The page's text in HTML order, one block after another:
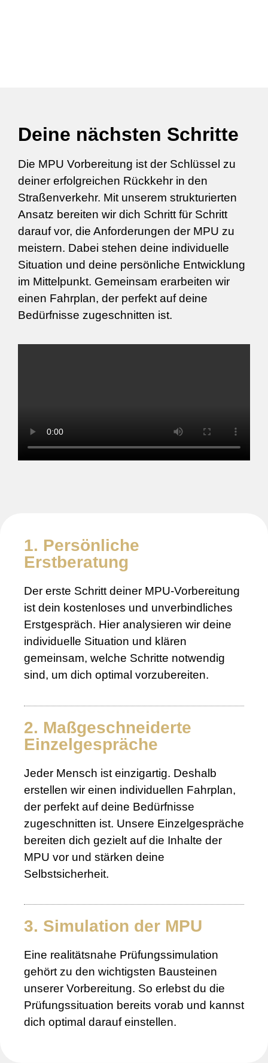
Deine nächsten Schritte
Die MPU Vorbereitung ist der Schlüssel zu
deiner erfolgreichen Rückkehr in den
Straßenverkehr. Mit unserem strukturierten
Ansatz bereiten wir dich Schritt für Schritt
darauf vor, die Anforderungen der MPU zu
meistern. Dabei stehen deine individuelle
Situation und deine persönliche Entwicklung
im Mittelpunkt. Gemeinsam erarbeiten wir
einen Fahrplan, der perfekt auf deine
Bedürfnisse zugeschnitten ist.
1. Persönliche
Erstberatung
Der erste Schritt deiner MPU-Vorbereitung
ist dein kostenloses und unverbindliches
Erstgespräch. Hier analysieren wir deine
individuelle Situation und klären
gemeinsam, welche Schritte notwendig
sind, um dich optimal vorzubereiten.
2. Maßgeschneiderte
Einzelgespräche
Jeder Mensch ist einzigartig. Deshalb
erstellen wir einen individuellen Fahrplan,
der perfekt auf deine Bedürfnisse
zugeschnitten ist. Unsere Einzelgespräche
bereiten dich gezielt auf die Inhalte der
MPU vor und stärken deine
Selbstsicherheit.
3. Simulation der MPU
Eine realitätsnahe Prüfungssimulation
gehört zu den wichtigsten Bausteinen
unserer Vorbereitung. So erlebst du die
Prüfungssituation bereits vorab und kannst
dich optimal darauf einstellen.